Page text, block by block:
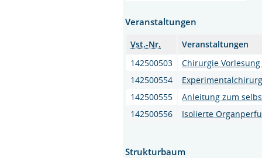
Veranstaltungen
Vst.-Nr.
Veranstaltungen
142500503
Chirurgie Vorlesung
142500554
142500555
Anleitung zum
142500556
Isolierte
Strukturbaum